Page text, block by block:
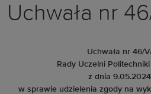
Uchwała nr
Uchwała nr 46/
Rady Uczelni
z dnia
w sprawie udzielenia zgody na